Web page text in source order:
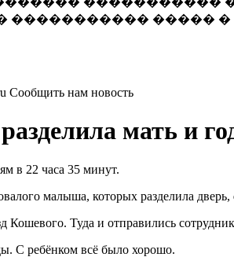
����������� ����� �
Сообщить нам новость
мать и
в 22 часа 35 минут.
малыша, которых разделила дверь,
Кошевого. Туда и отправились
С ребёнком всё было хорошо.